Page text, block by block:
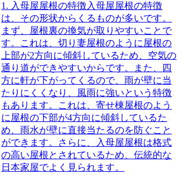
1. 入母屋屋根の特徴入母屋屋根の特徴
は、その形状からくるものが多いです。
まず、
屋根裏の換気が取りやすいことで
す。これは、切り妻屋根のように屋根の
上部が2方向に傾斜しているため、空気の
通り道ができやすいからです。また、
四
方に軒が下がってくるので、雨が壁に当
たりにくくなり、風雨に強いという特徴
もあります。これは、寄せ棟屋根のよう
に屋根の下部が4方向に傾斜しているた
め、雨水が壁に直接当たるのを防ぐこと
ができます。さらに、
入母屋屋根は格式
の高い屋根とされているため、伝統的な
日本家屋でよく見られます。